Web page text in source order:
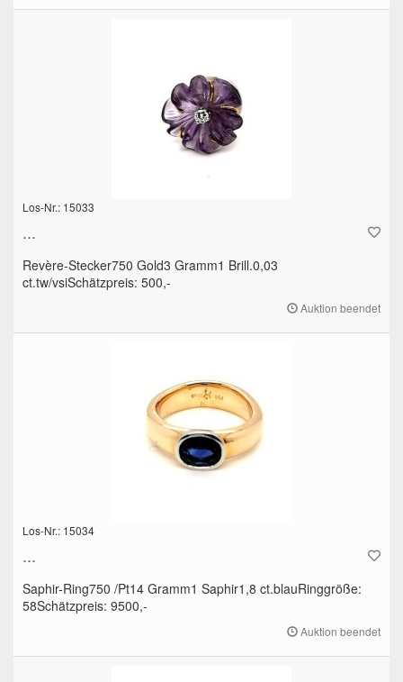
Los-Nr.: 15033
...
Revère-Stecker750 Gold3 Gramm1 Brill.0,03
ct.tw/vsiSchätzpreis: 500,-
Auktion beendet
Los-Nr.: 15034
...
Saphir-Ring750 /Pt14 Gramm1 Saphir1,8 ct.blauRinggröße:
58Schätzpreis: 9500,-
Auktion beendet